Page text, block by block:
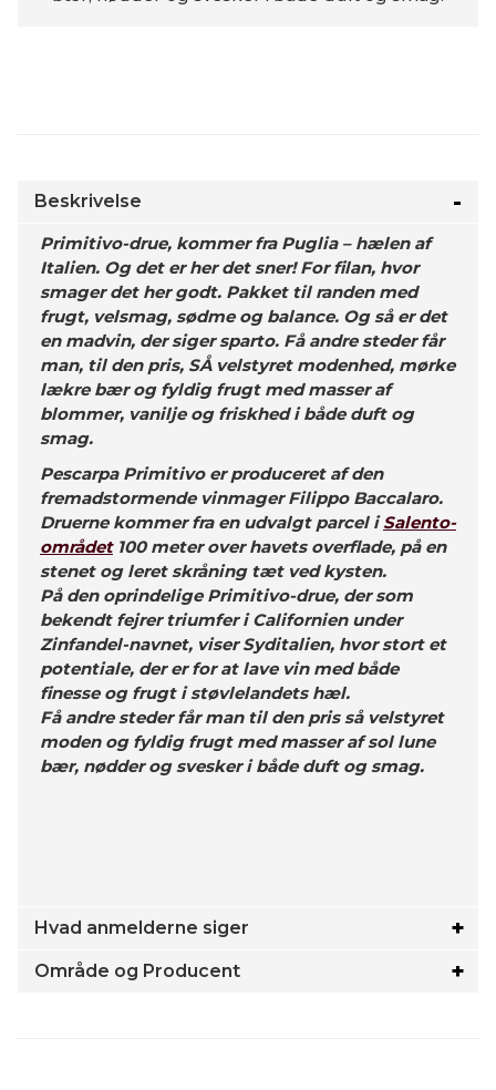
Beskrivelse
Primitivo-drue, kommer fra Puglia – hælen af
Italien. Og det er her det sner! For filan, hvor
smager det her godt. Pakket til randen med
frugt, velsmag, sødme og balance. Og så er det
en madvin, der siger sparto. Få andre steder får
man, til den pris, SÅ velstyret modenhed, mørke
lækre bær og fyldig frugt med masser af
blommer, vanilje og friskhed i både duft og
smag.
Pescarpa Primitivo er produceret af den
fremadstormende vinmager Filippo Baccalaro.
Druerne kommer fra en udvalgt parcel iSalento-
området100 meter over havets overflade, på en
stenet og leret skråning tæt ved kysten.
På den oprindelige Primitivo-drue, der som
bekendt fejrer triumfer i Californien under
Zinfandel-navnet, viser Syditalien, hvor stort et
potentiale, der er for at lave vin med både
finesse og frugt i støvlelandets hæl.
Få andre steder får man til den pris så velstyret
moden og fyldig frugt med masser af sol lune
bær, nødder og svesker i både duft og smag.
Hvad anmelderne siger
Område og Producent